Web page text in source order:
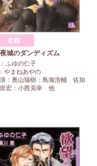
城のダンディズム
ふゆの仁子
やまねあやの
：奥山瑞樹：鳥海浩輔 佐加
宏：小西克幸 他